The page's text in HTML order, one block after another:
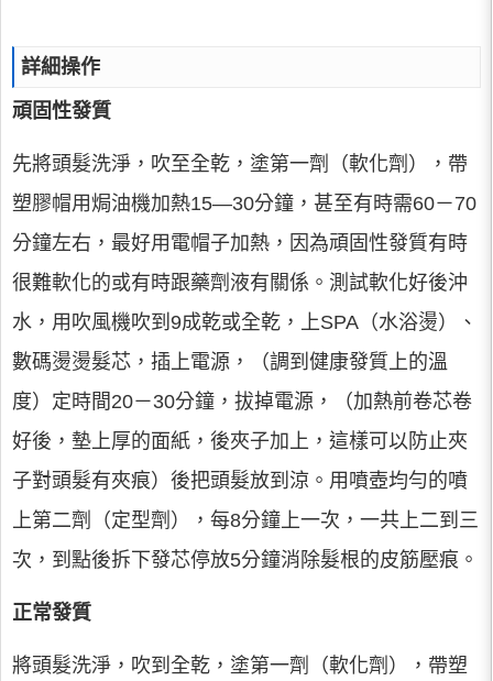
詳細操作
頑固性發質
先將頭髮洗淨，吹至全乾，塗第一劑（軟化劑），帶
塑膠帽用焗油機加熱15—30分鐘，甚至有時需60－70
分鐘左右，最好用電帽子加熱，因為頑固性發質有時
很難軟化的或有時跟藥劑液有關係。測試軟化好後沖
水，用吹風機吹到9成乾或全乾，上SPA（水浴燙）、
數碼燙燙髮芯，插上電源，（調到健康發質上的溫
度）定時間20－30分鐘，拔掉電源，（加熱前卷芯卷
好後，墊上厚的面紙，後夾子加上，這樣可以防止夾
子對頭髮有夾痕）後把頭髮放到涼。用噴壺均勻的噴
上第二劑（定型劑），每8分鐘上一次，一共上二到三
次，到點後拆下發芯停放5分鐘消除髮根的皮筋壓痕。
正常發質
將頭髮洗淨，吹到全乾，塗第一劑（軟化劑），帶塑